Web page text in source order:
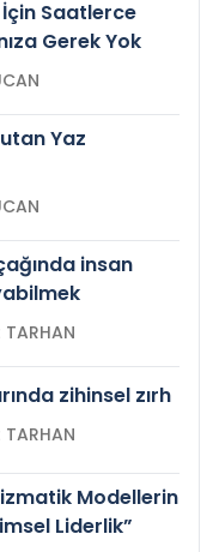
Saatlerce
Gerek Yok
Yaz
insan
Prof.Dr. Nevzat TARHAN
zihinsel zırh
Prof.Dr. Nevzat TARHAN
Modellerin
Liderlik”